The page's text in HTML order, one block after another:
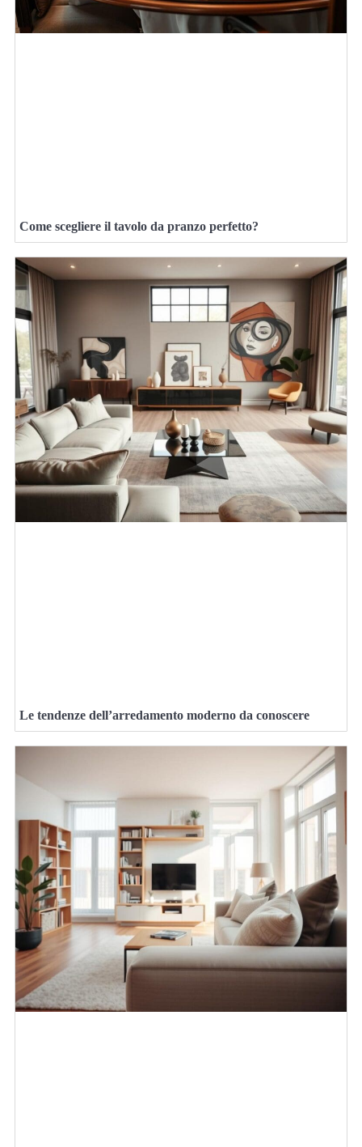
Come scegliere il tavolo da pranzo perfetto?
Le tendenze dell’arredamento moderno da conoscere